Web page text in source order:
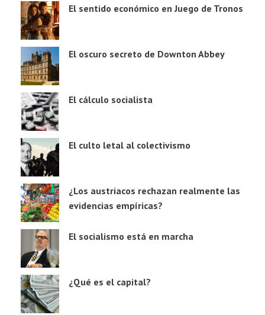
El sentido económico en Juego de Tronos
El oscuro secreto de Downton Abbey
El cálculo socialista
El culto letal al colectivismo
¿Los austriacos rechazan realmente las
evidencias empíricas?
El socialismo está en marcha
¿Qué es el capital?